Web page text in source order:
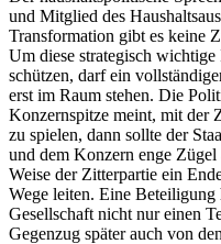
und Mitglied des
Transformation gibt es keine
Um diese strategisch
schützen, darf ein
erst im Raum stehen. Die
Konzernspitze meint, mit der
zu spielen, dann sollte der
und dem Konzern enge
Weise der Zitterpartie ein
Wege leiten. Eine Beteiligung
Gesellschaft nicht nur einen
Gegenzug später auch von